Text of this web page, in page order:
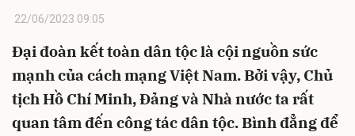
22/06/2023 09:05
Đại đoàn kết toàn dân tộc là cội nguồn sức
mạnh của cách mạng Việt Nam. Bởi vậy, Chủ
tịch Hồ Chí Minh, Đảng và Nhà nước ta rất
quan tâm đến công tác dân tộc. Bình đẳng để